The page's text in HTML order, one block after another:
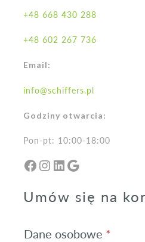
+48 668 430 288
+48 602 267 736
Email:
info@schiffers.pl
Godziny otwarcia:
Pon-pt: 10:00-18:00
Facebook Instagram LinkedIn Google
Umów się na
Dane osobowe *